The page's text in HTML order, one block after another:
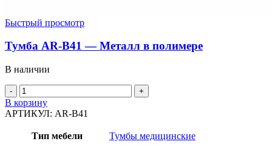
Быстрый просмотр
Тумба AR-B41 — Металл в полимере
В наличии
В корзину
АРТИКУЛ: AR-B41
Тип мебели Тумбы медицинские